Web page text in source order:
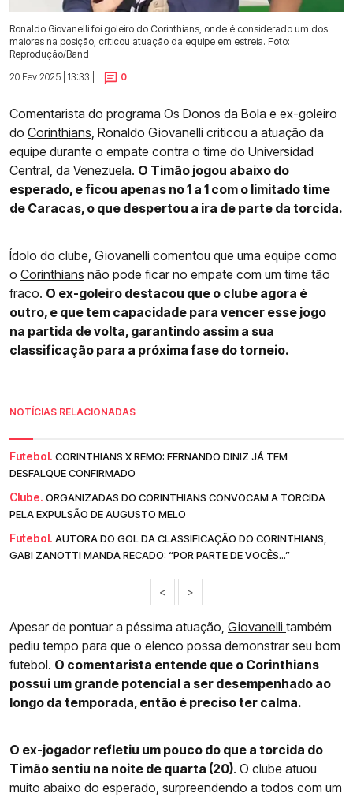
Ronaldo Giovanelli foi goleiro do Corinthians, onde é considerado um dos
maiores na posição, criticou atuação da equipe em estreia. Foto:
Reprodução/Band
20 Fev 2025 | 13:33 |
0
Comentarista do programa Os Donos da Bola e ex-goleiro
do Corinthians , Ronaldo Giovanelli criticou a atuação da
equipe durante o empate contra o time do Universidad
Central, da Venezuela. O Timão jogou abaixo do
esperado, e ficou apenas no 1 a 1 com o limitado time
de Caracas, o que despertou a ira de parte da torcida.
Ídolo do clube, Giovanelli comentou que uma equipe como
o Corinthians não pode ficar no empate com um time tão
fraco. O ex-goleiro destacou que o clube agora é
outro, e que tem capacidade para vencer esse jogo
na partida de volta, garantindo assim a sua
classificação para a próxima fase do torneio.
NOTÍCIAS RELACIONADAS
Futebol. CORINTHIANS X REMO: FERNANDO DINIZ JÁ TEM
DESFALQUE CONFIRMADO
Clube. ORGANIZADAS DO CORINTHIANS CONVOCAM A TORCIDA
PELA EXPULSÃO DE AUGUSTO MELO
Futebol. AUTORA DO GOL DA CLASSIFICAÇÃO DO CORINTHIANS,
GABI ZANOTTI MANDA RECADO: “POR PARTE DE VOCÊS...”
< >
Apesar de pontuar a péssima atuação, Giovanelli também
pediu tempo para que o elenco possa demonstrar seu bom
futebol. O comentarista entende que o Corinthians
possui um grande potencial a ser desempenhado ao
longo da temporada, então é preciso ter calma.
O ex-jogador refletiu um pouco do que a torcida do
Timão sentiu na noite de quarta (20). O clube atuou
muito abaixo do esperado, surpreendendo a todos com um